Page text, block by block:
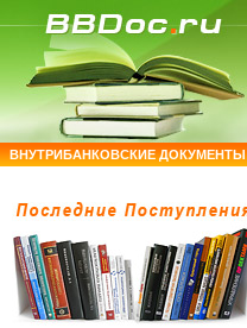
ВНУТРИБАНКОВСКИЕ ДОКУМЕНТЫ